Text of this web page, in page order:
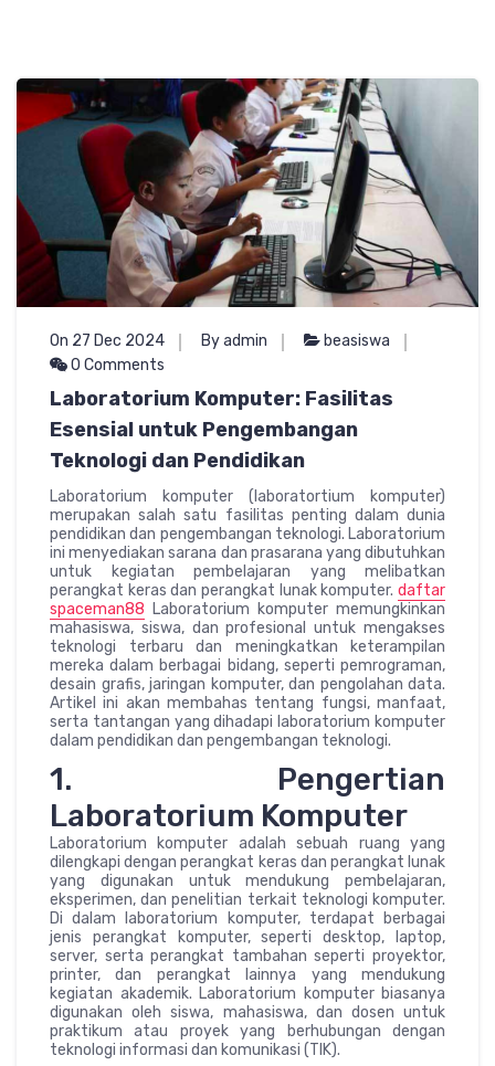
On 27 Dec 2024 By admin
beasiswa
0 Comments
Laboratorium Komputer: Fasilitas
Esensial untuk Pengembangan
Teknologi dan Pendidikan
Laboratorium komputer (laboratortium komputer)
merupakan salah satu fasilitas penting dalam dunia
pendidikan dan pengembangan teknologi. Laboratorium
ini menyediakan sarana dan prasarana yang dibutuhkan
untuk kegiatan pembelajaran yang melibatkan
perangkat keras dan perangkat lunak komputer. daftar
spaceman88 Laboratorium komputer memungkinkan
mahasiswa, siswa, dan profesional untuk mengakses
teknologi terbaru dan meningkatkan keterampilan
mereka dalam berbagai bidang, seperti pemrograman,
desain grafis, jaringan komputer, dan pengolahan data.
Artikel ini akan membahas tentang fungsi, manfaat,
serta tantangan yang dihadapi laboratorium komputer
dalam pendidikan dan pengembangan teknologi.
1. Pengertian
Laboratorium Komputer
Laboratorium komputer adalah sebuah ruang yang
dilengkapi dengan perangkat keras dan perangkat lunak
yang digunakan untuk mendukung pembelajaran,
eksperimen, dan penelitian terkait teknologi komputer.
Di dalam laboratorium komputer, terdapat berbagai
jenis perangkat komputer, seperti desktop, laptop,
server, serta perangkat tambahan seperti proyektor,
printer, dan perangkat lainnya yang mendukung
kegiatan akademik. Laboratorium komputer biasanya
digunakan oleh siswa, mahasiswa, dan dosen untuk
praktikum atau proyek yang berhubungan dengan
teknologi informasi dan komunikasi (TIK).